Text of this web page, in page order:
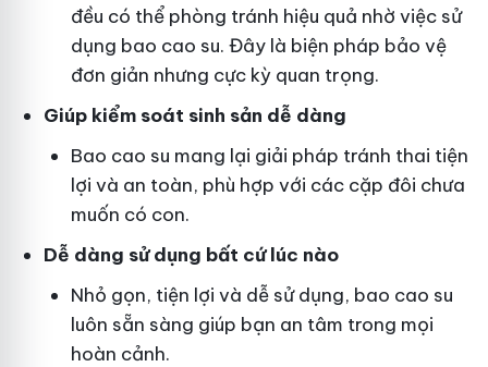
đều có thể phòng tránh hiệu quả nhờ việc sử
dụng bao cao su. Đây là biện pháp bảo vệ
đơn giản nhưng cực kỳ quan trọng.
Giúp kiểm soát sinh sản dễ dàng
Bao cao su mang lại giải pháp tránh thai tiện
lợi và an toàn, phù hợp với các cặp đôi chưa
muốn có con.
Dễ dàng sử dụng bất cứ lúc nào
Nhỏ gọn, tiện lợi và dễ sử dụng, bao cao su
luôn sẵn sàng giúp bạn an tâm trong mọi
hoàn cảnh.